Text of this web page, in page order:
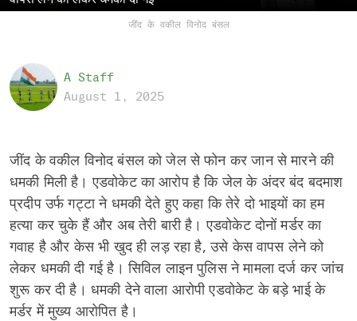
जींद के वकील विनोद बंसल
A Staff
August 1, 2025
जींद के वकील विनोद बंसल को जेल से फोन कर जान से मारने की
धमकी मिली है। एडवोकेट का आरोप है कि जेल के अंदर बंद बदमाश
प्रदीप उर्फ गट्टा ने धमकी देते हुए कहा कि तेरे दो भाइयों का हम
हत्या कर चुके हैं और अब तेरी बारी है। एडवोकेट दोनों मर्डर का
गवाह है और केस भी खुद ही लड़ रहा है, उसे केस वापस लेने को
लेकर धमकी दी गई है। सिविल लाइन पुलिस ने मामला दर्ज कर जांच
शुरू कर दी है। धमकी देने वाला आरोपी एडवोकेट के बड़े भाई के
मर्डर में मुख्य आरोपित है।